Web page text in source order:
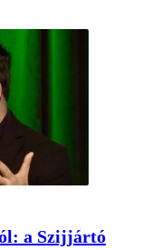
a Szijjártó